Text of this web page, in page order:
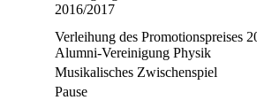
2016/2017
Verleihung des Promotionspreises
Alumni-Vereinigung Physik
Musikalisches Zwischenspiel
Pause